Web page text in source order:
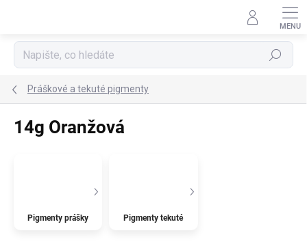
Hledat
Práškové a tekuté pigmenty
14g Oranžová
Pigmenty prášky Pigmenty tekuté